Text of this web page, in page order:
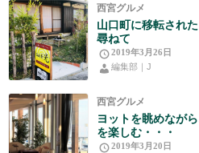
西宮グルメ
山口町に移転され
尋ねて
2019年3月26日
編集部｜J
西宮グルメ
ヨットを眺めなが
を楽しむ・・・
2019年3月20日